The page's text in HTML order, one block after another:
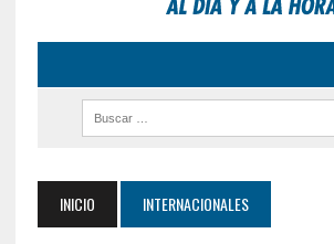
INICIO INTERNACIONALES